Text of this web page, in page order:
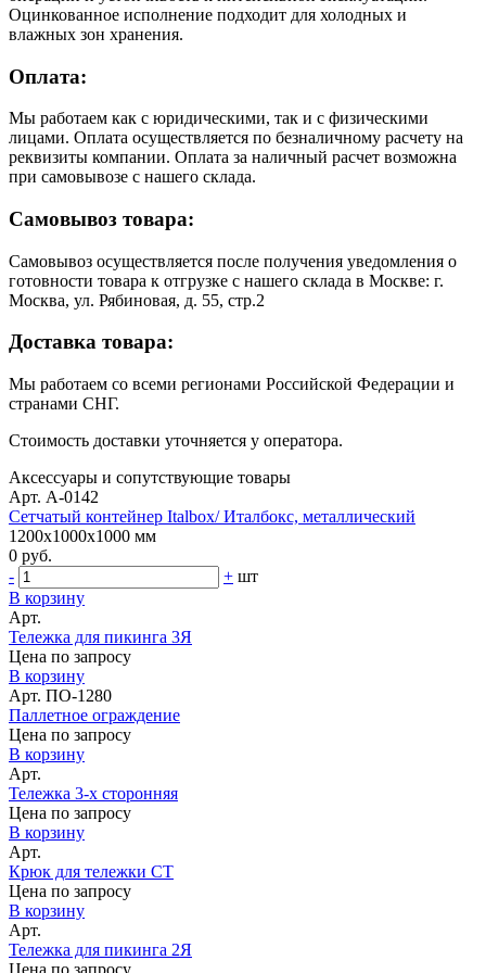
Оцинкованное исполнение подходит для холодных и
влажных зон хранения.
Оплата:
Мы работаем как с юридическими, так и с физическими
лицами. Оплата осуществляется по безналичному расчету на
реквизиты компании. Оплата за наличный расчет возможна
при самовывозе с нашего склада.
Самовывоз товара:
Самовывоз осуществляется после получения уведомления о
готовности товара к отгрузке с нашего склада в Москве: г.
Москва, ул. Рябиновая, д. 55, стр.2
Доставка товара:
Мы работаем со всеми регионами Российской Федерации и
странами СНГ.
Стоимость доставки уточняется у оператора.
Аксессуары и сопутствующие товары
Арт. A-0142
Сетчатый контейнер Italbox/ Италбокс, металлический
1200x1000x1000 мм
0 руб.
-
+ шт
В корзину
Арт.
Тележка для пикинга 3Я
Цена по запросу
В корзину
Арт. ПО-1280
Паллетное ограждение
Цена по запросу
В корзину
Арт.
Тележка 3-х сторонняя
Цена по запросу
В корзину
Арт.
Крюк для тележки СТ
Цена по запросу
В корзину
Арт.
Тележка для пикинга 2Я